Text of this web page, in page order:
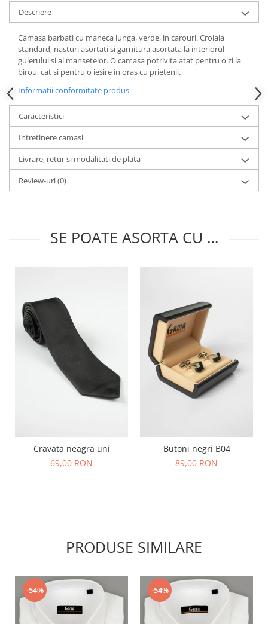
Descriere
Camasa barbati cu maneca lunga, verde, in carouri. Croiala
standard, nasturi asortati si garnitura asortata la interiorul
gulerului si al mansetelor. O camasa potrivita atat pentru o zi la
birou, cat si pentru o iesire in oras cu prietenii.
Informatii conformitate produs
Caracteristici
Intretinere camasi
Livrare, retur si modalitati de plata
Review-uri(0)
SE POATE ASORTA CU …
Cravata neagra uni
69,00 RON
Butoni negri B04
89,00 RON
PRODUSE SIMILARE
-54% -54%